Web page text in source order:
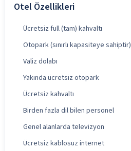
Otel Özellikleri
Ücretsiz full (tam) kahvaltı
Otopark (sınırlı kapasiteye sahiptir)
Valiz dolabı
Yakında ücretsiz otopark
Ücretsiz kahvaltı
Birden fazla dil bilen personel
Genel alanlarda televizyon
Ücretsiz kablosuz internet